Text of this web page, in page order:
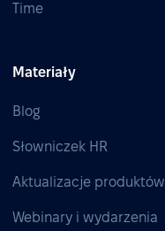
Time
Materiały
Blog
Słowniczek HR
Aktualizacje produktów
Webinary i wydarzenia